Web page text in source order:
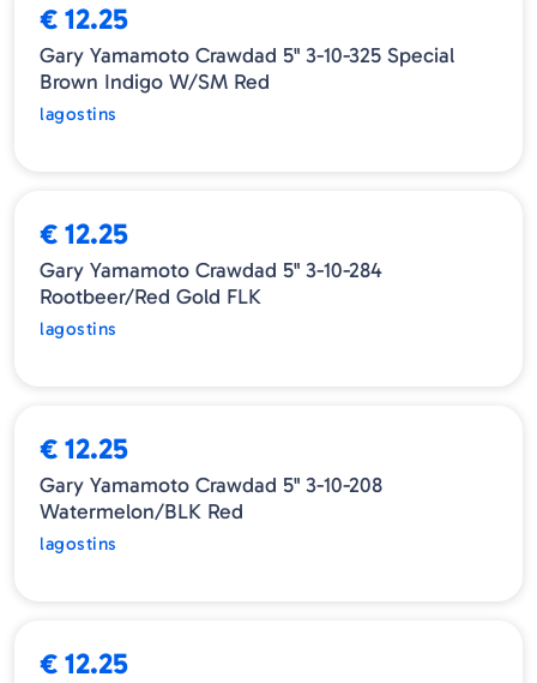
€ 12.25
Gary Yamamoto Crawdad 5" 3-10-325 Special
Brown Indigo W/SM Red
lagostins
€ 12.25
Gary Yamamoto Crawdad 5" 3-10-284
Rootbeer/Red Gold FLK
lagostins
€ 12.25
Gary Yamamoto Crawdad 5" 3-10-208
Watermelon/BLK Red
lagostins
€ 12.25